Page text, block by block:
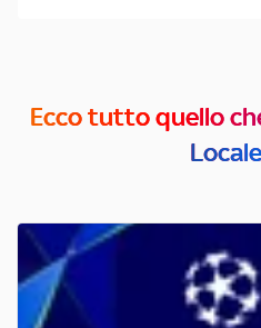
Ecco tutto quello